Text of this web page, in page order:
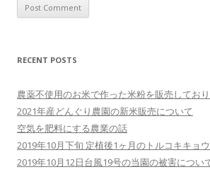
RECENT POSTS
農薬不使用のお米で作った米粉を販売してお
2021年産どんぐり農園の新米販売について
空気を肥料にする農業の話
2019年10月下旬 定植後1ヶ月のトルコキキョウ
2019年10月12日台風19号の当園の被害につい